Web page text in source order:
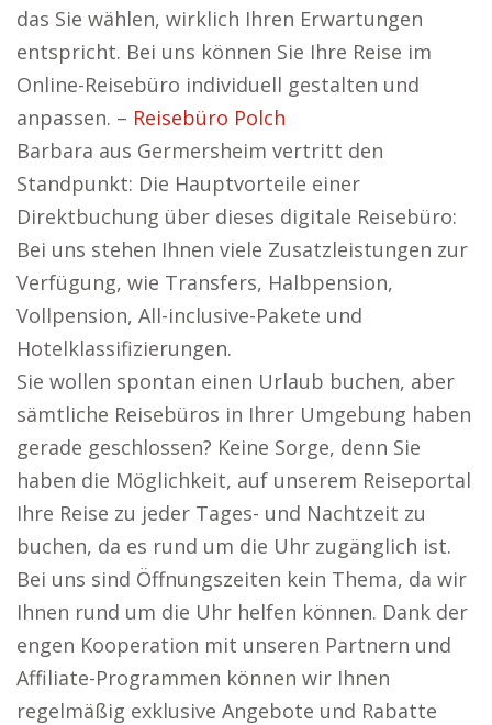
das Sie wählen, wirklich Ihren Erwartungen
entspricht. Bei uns können Sie Ihre Reise im
Online-Reisebüro individuell gestalten und
anpassen. – Reisebüro Polch
Barbara aus Germersheim vertritt den
Standpunkt: Die Hauptvorteile einer
Direktbuchung über dieses digitale Reisebüro:
Bei uns stehen Ihnen viele Zusatzleistungen zur
Verfügung, wie Transfers, Halbpension,
Vollpension, All-inclusive-Pakete und
Hotelklassifizierungen.
Sie wollen spontan einen Urlaub buchen, aber
sämtliche Reisebüros in Ihrer Umgebung haben
gerade geschlossen? Keine Sorge, denn Sie
haben die Möglichkeit, auf unserem Reiseportal
Ihre Reise zu jeder Tages- und Nachtzeit zu
buchen, da es rund um die Uhr zugänglich ist.
Bei uns sind Öffnungszeiten kein Thema, da wir
Ihnen rund um die Uhr helfen können. Dank der
engen Kooperation mit unseren Partnern und
Affiliate-Programmen können wir Ihnen
regelmäßig exklusive Angebote und Rabatte